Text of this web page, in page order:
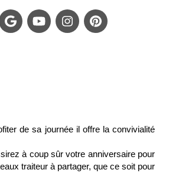
de sa journée il offre la convivialité
à coup sûr votre anniversaire pour
traiteur à partager, que ce soit pour